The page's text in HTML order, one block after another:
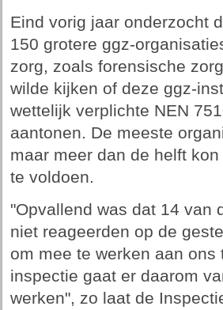
Eind vorig jaar onderzocht
150 grotere ggz-
zorg, zoals forensische
wilde kijken of deze ggz-
wettelijk verplichte NEN
aantonen. De meeste
maar meer dan de helft
te voldoen.
"Opvallend was dat 14 van
niet reageerden op de
om mee te werken aan
inspectie gaat er daarom
werken", zo laat de